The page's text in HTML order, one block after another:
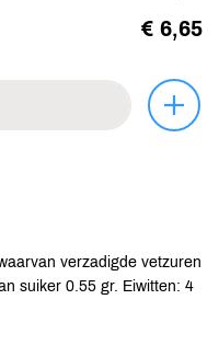
€ 6,65
verzadigde vetzuren
suiker 0.55 gr. Eiwitten: 4